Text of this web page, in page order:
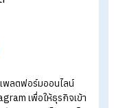
ม่ควรรู้อะไรบ้าง